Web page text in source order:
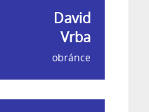
David
Vrba
obránce